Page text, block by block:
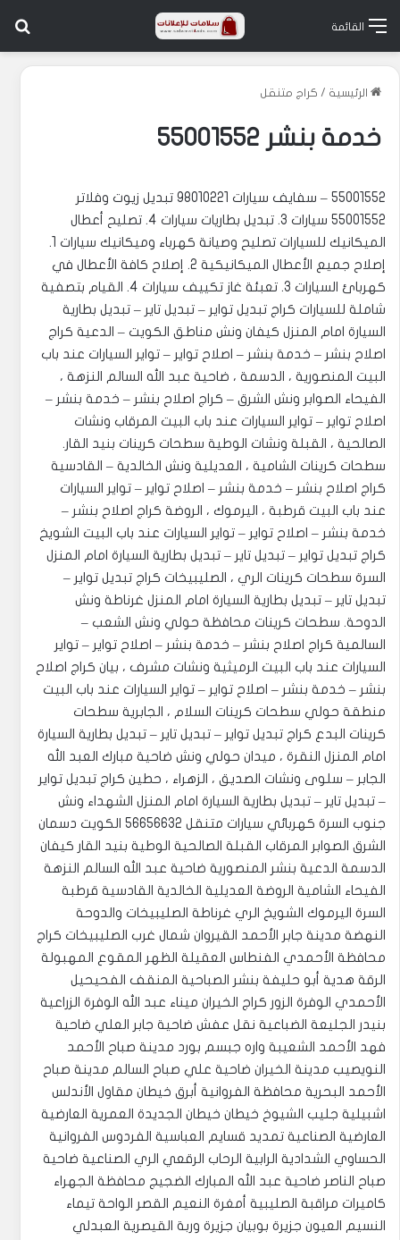
القائمة
الرئيسية / كراج متنقل
خدمة بنشر 55001552
55001552 – سفايف سيارات 98010221 تبديل زيوت وفلاتر
55001552 سيارات 3. تبديل بطاريات سيارات 4. تصليح أعطال
الميكانيك للسيارات ‎تصليح وصيانة كهرباء وميكانيك سيارات 1.
إصلاح جميع الأعطال الميكانيكية 2. إصلاح كافة الأعطال في
كهربائ السيارات 3. تعبئة غاز تكييف سيارات 4. القيام بتصفية
شاملة للسيارات ‎كراج تبديل تواير – تبديل تاير – تبديل بطارية
السيارة امام المنزل كيفان ونش مناطق الكويت – الدعية كراج
اصلاح بنشر – خدمة بنشر – اصلاح تواير – تواير السيارات عند باب
البيت المنصورية ، الدسمة ، ضاحية عبد الله السالم النزهة ،
الفيحاء ‎الصوابر ونش الشرق – كراج اصلاح بنشر – خدمة بنشر –
اصلاح تواير – تواير السيارات عند باب البيت المرقاب ونشات
الصالحية ، القبلة ونشات الوطية سطحات كرينات بنيد القار.
‎سطحات كرينات الشامية ، العديلية ونش الخالدية – القادسية
كراج اصلاح بنشر – خدمة بنشر – اصلاح تواير – تواير السيارات
عند باب البيت قرطبة ، اليرموك ، الروضة كراج اصلاح بنشر –
خدمة بنشر – اصلاح تواير – تواير السيارات عند باب البيت الشويخ
كراج تبديل تواير – تبديل تاير – تبديل بطارية السيارة امام المنزل
السرة سطحات كرينات الري ، الصليبيخات كراج تبديل تواير –
تبديل تاير – تبديل بطارية السيارة امام المنزل غرناطة ونش
الدوحة. ‎سطحات كرينات محافظة حولي ونش الشعب –
السالمية كراج اصلاح بنشر – خدمة بنشر – اصلاح تواير – تواير
السيارات عند باب البيت الرميثية ونشات مشرف ، بيان كراج اصلاح
بنشر – خدمة بنشر – اصلاح تواير – تواير السيارات عند باب البيت
منطقة حولي سطحات كرينات السلام ، الجابرية سطحات
كرينات البدع كراج تبديل تواير – تبديل تاير – تبديل بطارية السيارة
امام المنزل النقرة ، ميدان حولي ونش ضاحية مبارك العبد الله
الجابر – سلوى ونشات الصديق ، الزهراء ، حطين كراج تبديل تواير
– تبديل تاير – تبديل بطارية السيارة امام المنزل الشهداء ونش
جنوب السرة كهربائي سيارات متنقل 56656632 الكويت دسمان
الشرق الصوابر المرقاب القبلة الصالحية الوطية بنيد القار كيفان
الدسمة الدعية بنشر المنصورية ضاحية عبد الله السالم النزهة
الفيحاء الشامية الروضة العديلية الخالدية القادسية قرطبة
السرة اليرموك الشويخ الري غرناطة الصليبيخات والدوحة
النهضة مدينة جابر الأحمد القيروان شمال غرب الصليبيخات كراج
محافظة الأحمدي الفنطاس العقيلة الظهر المقوع المهبولة
الرقة هدية أبو حليفة بنشر الصباحية المنقف الفحيحيل
الأحمدي الوفرة الزور كراج الخيران ميناء عبد الله الوفرة الزراعية
بنيدر الجليعة الضباعية نقل عفش ضاحية جابر العلي ضاحية
فهد الأحمد الشعيبة واره جبسم بورد مدينة صباح الأحمد
النويصيب مدينة الخيران ضاحية علي صباح السالم مدينة صباح
الأحمد البحرية محافظة الفروانية أبرق خيطان مقاول الأندلس
اشبيلية جليب الشيوخ خيطان خيطان الجديدة العمرية العارضية
العارضية الصناعية تمديد قسايم العباسية الفردوس الفروانية
الحساوي الشدادية الرابية الرحاب الرقعي الري الصناعية ضاحية
صباح الناصر ضاحية عبد الله المبارك الضجيج محافظة الجهراء
كاميرات مراقبة الصليبية أمغرة النعيم القصر الواحة تيماء
النسيم العيون جزيرة بوبيان جزيرة وربة القيصرية العبدلي